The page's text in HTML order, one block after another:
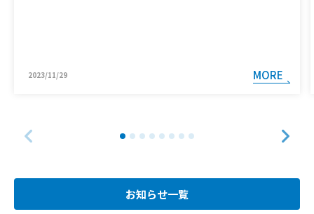
2023/11/29 MORE
お知らせ一覧